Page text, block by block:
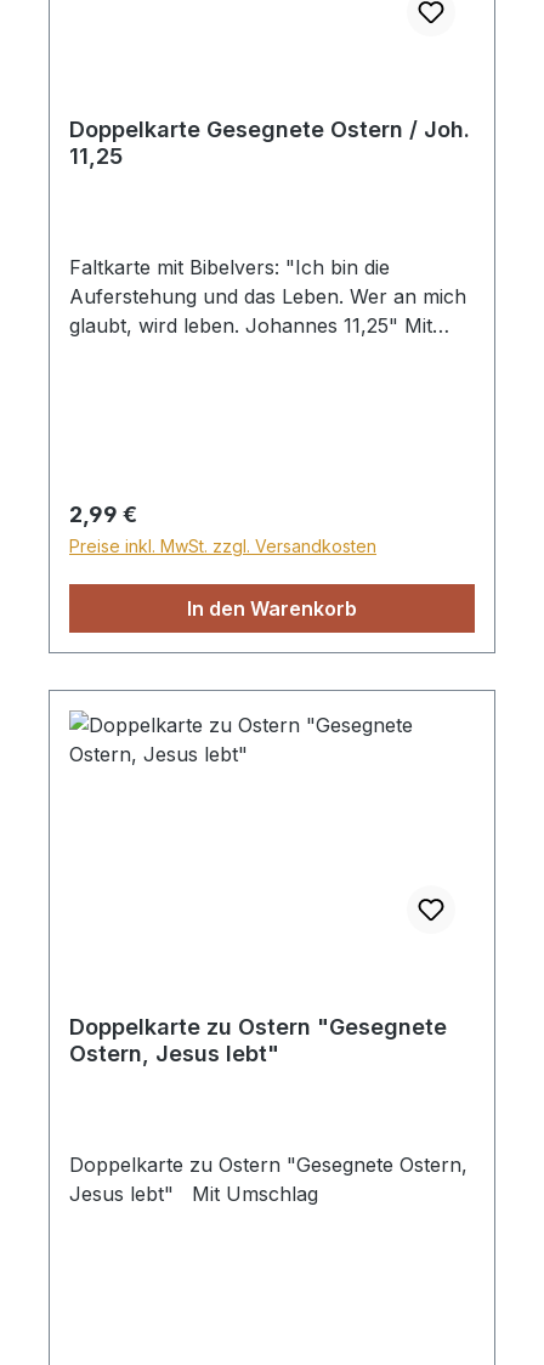
Doppelkarte Gesegnete Ostern / Joh.
11,25
Faltkarte mit Bibelvers: "Ich bin die
Auferstehung und das Leben. Wer an mich
glaubt, wird leben. Johannes 11,25" Mit
Regulärer Preis:
2,99 €
Preise inkl. MwSt. zzgl. Versandkosten
In den Warenkorb
Doppelkarte zu Ostern "Gesegnete
Ostern, Jesus lebt"
Doppelkarte zu Ostern "Gesegnete Ostern,
Jesus lebt" Mit Umschlag